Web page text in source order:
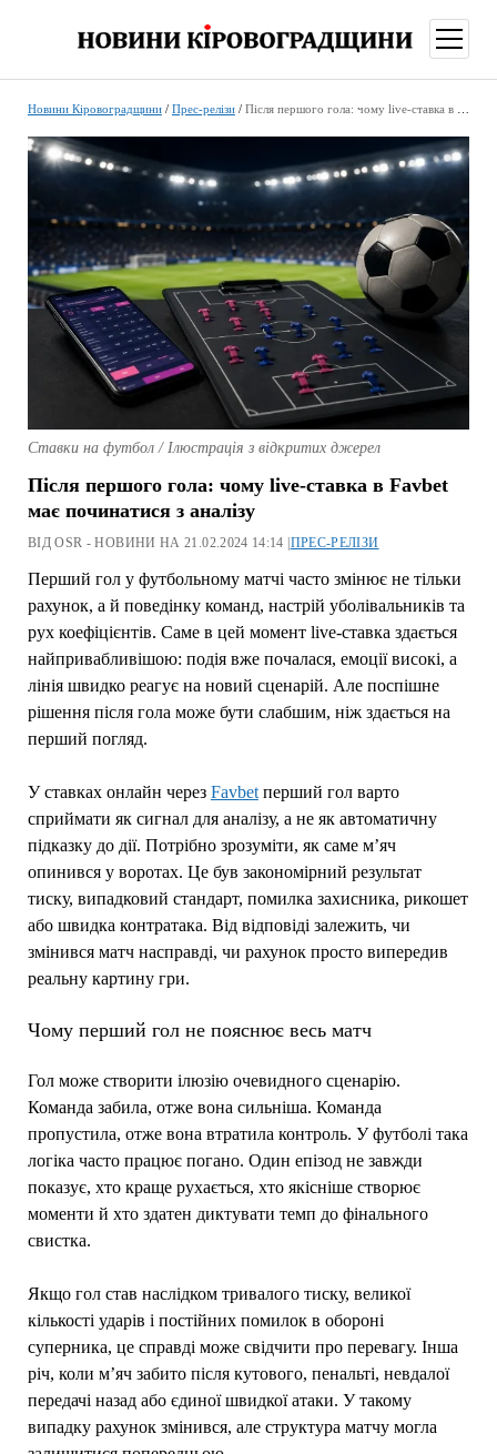
меню
Новини Кіровоградщини/ Прес-релізи/ Після першого гола: чому live-ставка в Favbet має починатися з аналізу
Ставки на футбол / Ілюстрація з відкритих джерел
Після першого гола: чому live-ставка в Favbet
має починатися з аналізу
ВІД OSR - НОВИНИ НА 21.02.2024 14:14 |ПРЕС-РЕЛІЗИ
Перший гол у футбольному матчі часто змінює не тільки
рахунок, а й поведінку команд, настрій уболівальників та
рух коефіцієнтів. Саме в цей момент live-ставка здається
найпривабливішою: подія вже почалася, емоції високі, а
лінія швидко реагує на новий сценарій. Але поспішне
рішення після гола може бути слабшим, ніж здається на
перший погляд.
У ставках онлайн через Favbetперший гол варто
сприймати як сигнал для аналізу, а не як автоматичну
підказку до дії. Потрібно зрозуміти, як саме м’яч
опинився у воротах. Це був закономірний результат
тиску, випадковий стандарт, помилка захисника, рикошет
або швидка контратака. Від відповіді залежить, чи
змінився матч насправді, чи рахунок просто випередив
реальну картину гри.
Чому перший гол не пояснює весь матч
Гол може створити ілюзію очевидного сценарію.
Команда забила, отже вона сильніша. Команда
пропустила, отже вона втратила контроль. У футболі така
логіка часто працює погано. Один епізод не завжди
показує, хто краще рухається, хто якісніше створює
моменти й хто здатен диктувати темп до фінального
свистка.
Якщо гол став наслідком тривалого тиску, великої
кількості ударів і постійних помилок в обороні
суперника, це справді може свідчити про перевагу. Інша
річ, коли м’яч забито після кутового, пенальті, невдалої
передачі назад або єдиної швидкої атаки. У такому
випадку рахунок змінився, але структура матчу могла